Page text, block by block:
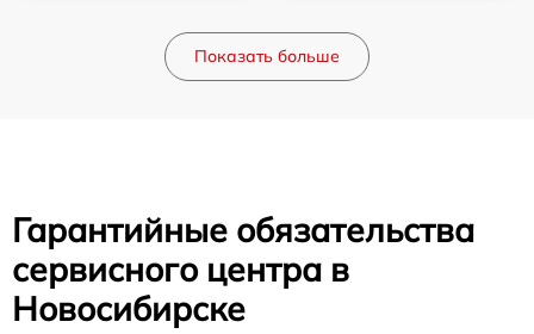
Показать больше
Гарантийные обязательства
сервисного центра в
Новосибирске